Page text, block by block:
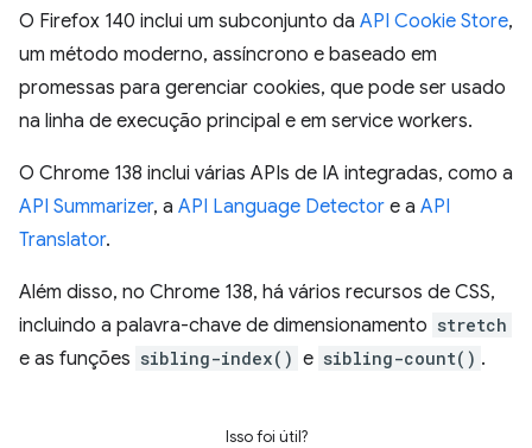
O Firefox 140 inclui um subconjunto da API Cookie Store,
um método moderno, assíncrono e baseado em
promessas para gerenciar cookies, que pode ser usado
na linha de execução principal e em service workers.
O Chrome 138 inclui várias APIs de IA integradas, como a
API Summarizer, a API Language Detector e a API
Translator.
Além disso, no Chrome 138, há vários recursos de CSS,
incluindo a palavra-chave de dimensionamento stretch
e as funções sibling-index() e sibling-count() .
Isso foi útil?